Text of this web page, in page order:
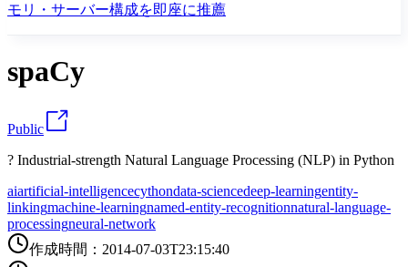
モリ・サーバー構成を即座に推薦
spaCy
Public
? Industrial-strength Natural Language Processing (NLP) in Python
aiartificial-intelligencecythondata-sciencedeep-learningentity-
linkingmachine-learningnamed-entity-recognitionnatural-language-
processingneural-network
作成時間 ： 2014-07-03T23:15:40